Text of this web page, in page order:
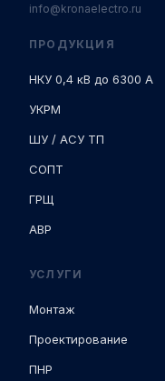
info@kronaelectro.ru
ПРОДУКЦИЯ
НКУ 0,4 кВ до 6300 А
УКРМ
ШУ / АСУ ТП
СОПТ
ГРЩ
АВР
УСЛУГИ
Монтаж
Проектирование
ПНР